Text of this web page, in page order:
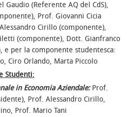
Gaudio (Referente AQ del CdS),
Prof. Giovanni Cicia
Cirillo (componente),
(componente), Dott. Gianfranco
, e per la componente studentesca:
Ciro Orlando, Marta Piccolo
Studenti:
in Economia Aziendale: Prof.
Prof. Alessandro Cirillo,
Prof. Mario Tani